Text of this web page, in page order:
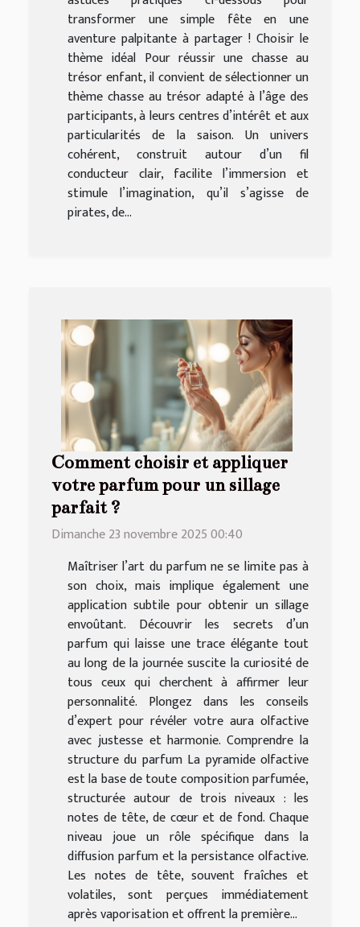
transformer une simple fête en une
aventure palpitante à partager ! Choisir le
thème idéal Pour réussir une chasse au
trésor enfant, il convient de sélectionner un
thème chasse au trésor adapté à l’âge des
participants, à leurs centres d’intérêt et aux
particularités de la saison. Un univers
cohérent, construit autour d’un fil
conducteur clair, facilite l’immersion et
stimule l’imagination, qu’il s’agisse de
pirates, de...
Comment choisir et appliquer
votre parfum pour un sillage
parfait ?
Dimanche 23 novembre 2025 00:40
Maîtriser l’art du parfum ne se limite pas à
son choix, mais implique également une
application subtile pour obtenir un sillage
envoûtant. Découvrir les secrets d’un
parfum qui laisse une trace élégante tout
au long de la journée suscite la curiosité de
tous ceux qui cherchent à affirmer leur
personnalité. Plongez dans les conseils
d’expert pour révéler votre aura olfactive
avec justesse et harmonie. Comprendre la
structure du parfum La pyramide olfactive
est la base de toute composition parfumée,
structurée autour de trois niveaux : les
notes de tête, de cœur et de fond. Chaque
niveau joue un rôle spécifique dans la
diffusion parfum et la persistance olfactive.
Les notes de tête, souvent fraîches et
volatiles, sont perçues immédiatement
après vaporisation et offrent la première...